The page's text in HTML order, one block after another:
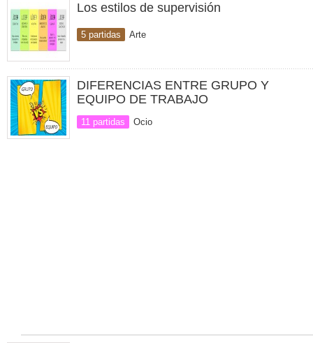
Los estilos de supervisión
5 partidas Arte
DIFERENCIAS ENTRE GRUPO Y
EQUIPO DE TRABAJO
11 partidas Ocio